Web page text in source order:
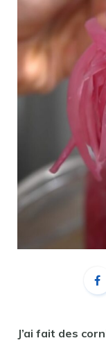
J’ai fait des